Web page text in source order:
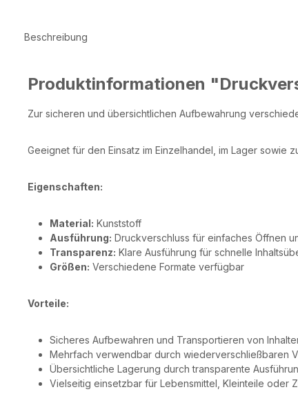
Beschreibung
Produktinformationen
Zur sicheren und übersichtlichen Aufbewahrung
Geeignet für den Einsatz im Einzelhandel, im Lager sowie
Eigenschaften:
Material: Kunststoff
Ausführung: Druckverschluss für einfaches Öffnen
Transparenz: Klare Ausführung für schnelle
Größen: Verschiedene Formate verfügbar
Vorteile:
Sicheres Aufbewahren und Transportieren von
Mehrfach verwendbar durch wiederverschließbaren
Übersichtliche Lagerung durch transparente
Vielseitig einsetzbar für Lebensmittel, Kleinteile oder